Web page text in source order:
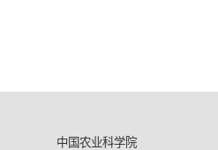
中国农业科学院